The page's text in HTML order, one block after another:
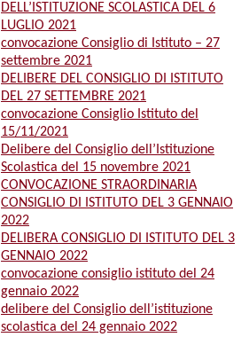
DELL’ISTITUZIONE SCOLASTICA DEL 6
LUGLIO 2021
convocazione Consiglio di Istituto – 27
settembre 2021
DELIBERE DEL CONSIGLIO DI ISTITUTO
DEL 27 SETTEMBRE 2021
convocazione Consiglio Istituto del
15/11/2021
Delibere del Consiglio dell’Istituzione
Scolastica del 15 novembre 2021
CONVOCAZIONE STRAORDINARIA
CONSIGLIO DI ISTITUTO DEL 3 GENNAIO
2022
DELIBERA CONSIGLIO DI ISTITUTO DEL 3
GENNAIO 2022
convocazione consiglio istituto del 24
gennaio 2022
delibere del Consiglio dell’istituzione
scolastica del 24 gennaio 2022